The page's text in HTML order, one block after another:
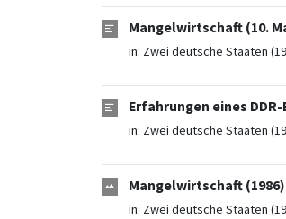
Mangelwirtschaft (10.
in: Zwei deutsche Staaten
Erfahrungen eines
in: Zwei deutsche Staaten
Mangelwirtschaft (1986)
in: Zwei deutsche Staaten